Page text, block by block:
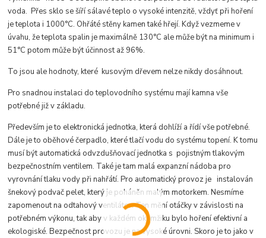
voda. Přes sklo se šíří sálavé teplo o vysoké intenzitě, vždyť při hoření
je teplota i 1000°C. Ohřáté stěny kamen také hřejí. Když vezmeme v
úvahu, že teplota spalin je maximálně 130°C ale může být na minimum i
51°C potom může být účinnost až 96%.
To jsou ale hodnoty, které kusovým dřevem nelze nikdy dosáhnout.
Pro snadnou instalaci do teplovodního systému mají kamna vše
potřebné již v základu.
Především je to elektronická jednotka, která dohlíží a řídí vše potřebné.
Dále je to oběhové čerpadlo, které tlačí vodu do systému topení. K tomu
musí být automatická odvzdušňovací jednotka s pojistným tlakovým
bezpečnostním ventilem. Také je tam malá expanzní nádoba pro
vyrovnání tlaku vody při nahřátí. Pro automatický provoz je instalován
šnekový podvač pelet, který je poháněn malým motorkem. Nesmíme
zapomenout na odtahový ventilátor. Ten mění otáčky v závislosti na
potřebném výkonu, tak aby v každém okamžiku bylo hoření efektivní a
ekologiské. Bezpečnost provozu je na vysoké úrovni. Skoro je to jako v